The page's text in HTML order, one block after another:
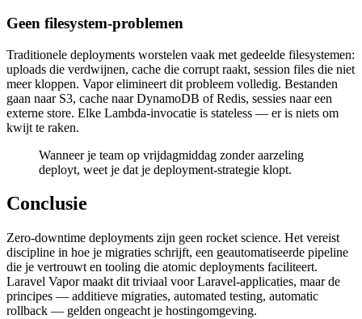
Geen filesystem-problemen
Traditionele deployments worstelen vaak met gedeelde filesystemen:
uploads die verdwijnen, cache die corrupt raakt, session files die niet
meer kloppen. Vapor elimineert dit probleem volledig. Bestanden
gaan naar S3, cache naar DynamoDB of Redis, sessies naar een
externe store. Elke Lambda-invocatie is stateless — er is niets om
kwijt te raken.
Wanneer je team op vrijdagmiddag zonder aarzeling
deployt, weet je dat je deployment-strategie klopt.
Conclusie
Zero-downtime deployments zijn geen rocket science. Het vereist
discipline in hoe je migraties schrijft, een geautomatiseerde pipeline
die je vertrouwt en tooling die atomic deployments faciliteert.
Laravel Vapor maakt dit triviaal voor Laravel-applicaties, maar de
principes — additieve migraties, automated testing, automatic
rollback — gelden ongeacht je hostingomgeving.